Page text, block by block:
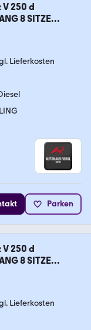
250 d
8 SITZE
Lieferkosten
Parken
250 d
8 SITZE
Lieferkosten